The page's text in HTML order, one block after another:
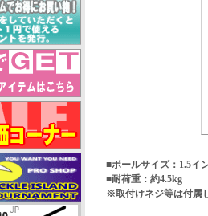
■ボールサイズ：1.5イ
■耐荷重：約4.5kg
※取付けネジ等は付属